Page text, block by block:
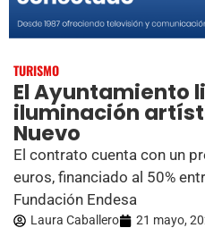
TURISMO
El Ayuntamiento
iluminación
Nuevo
El contrato cuenta con un
euros, financiado al 50%
Fundación Endesa
Laura Caballero 21 mayo,